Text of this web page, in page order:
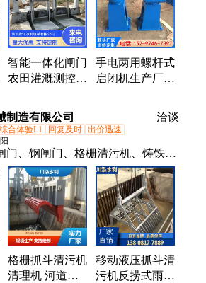
智能一体化闸门
农田灌溉测控门
止水闸 门
手电两用螺杆式
启闭机生产厂家
制造有限公司 洽谈
综合体验L1 回复及时 出价迅速
门、钢闸门、格栅清污机、铸铁闸
板闸门、螺杆启闭机、卷扬启闭
电装启闭机、不锈钢闸门、拍门、
格栅抓斗清污机
清理机 河道清
移动液压抓斗清
污机反捞式雨水